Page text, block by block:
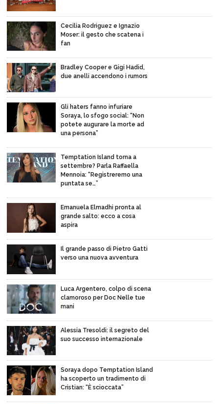
Cecilia Rodriguez e Ignazio
Moser: il gesto che scatena i
fan
Bradley Cooper e Gigi Hadid,
due anelli accendono i rumors
Gli haters fanno infuriare
Soraya, lo sfogo social: “Non
potete augurare la morte ad
una persona”
Temptation Island torna a
settembre? Parla Raffaella
Mennoia: “Registreremo una
puntata se…”
Emanuela Elmadhi pronta al
grande salto: ecco a cosa
aspira
Il grande passo di Pietro Gatti
verso una nuova avventura
Luca Argentero, colpo di scena
clamoroso per Doc Nelle tue
mani
Alessia Tresoldi: il segreto del
suo successo internazionale
Soraya dopo Temptation Island
ha scoperto un tradimento di
Cristian: “È scioccata”